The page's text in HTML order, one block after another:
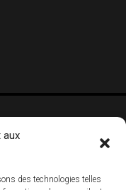
aux
des technologies telles